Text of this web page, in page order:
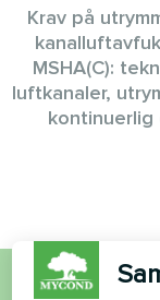
Krav på
MSHA(C):
luftkanaler,